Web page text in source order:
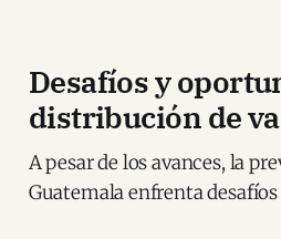
Desafíos y
distribución de
A pesar de los avances, la
Guatemala enfrenta